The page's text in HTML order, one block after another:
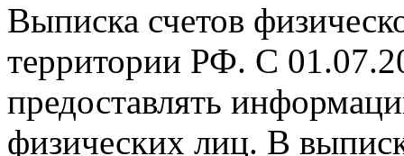
Выписка счетов
территории РФ. С
предоставлять
физических лиц. В